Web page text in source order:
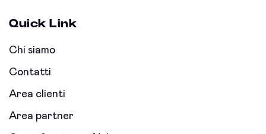
Quick Link
Chi siamo
Contatti
Area clienti
Area partner